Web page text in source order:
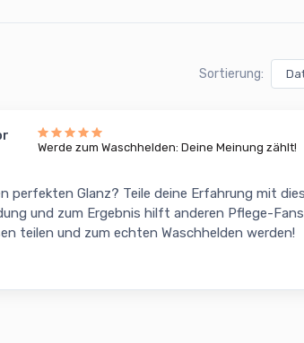
Sortierung:
Werde zum Waschhelden: Deine Meinung zählt!
perfekten Glanz? Teile deine Erfahrung mit
und zum Ergebnis hilft anderen Pflege-
teilen und zum echten Waschhelden werden!